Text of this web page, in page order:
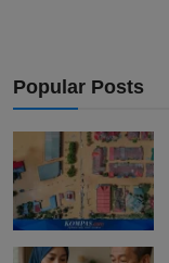
Popular Posts